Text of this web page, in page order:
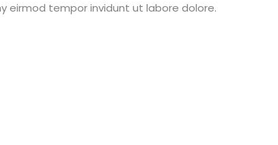
eirmod tempor invidunt ut labore dolore.